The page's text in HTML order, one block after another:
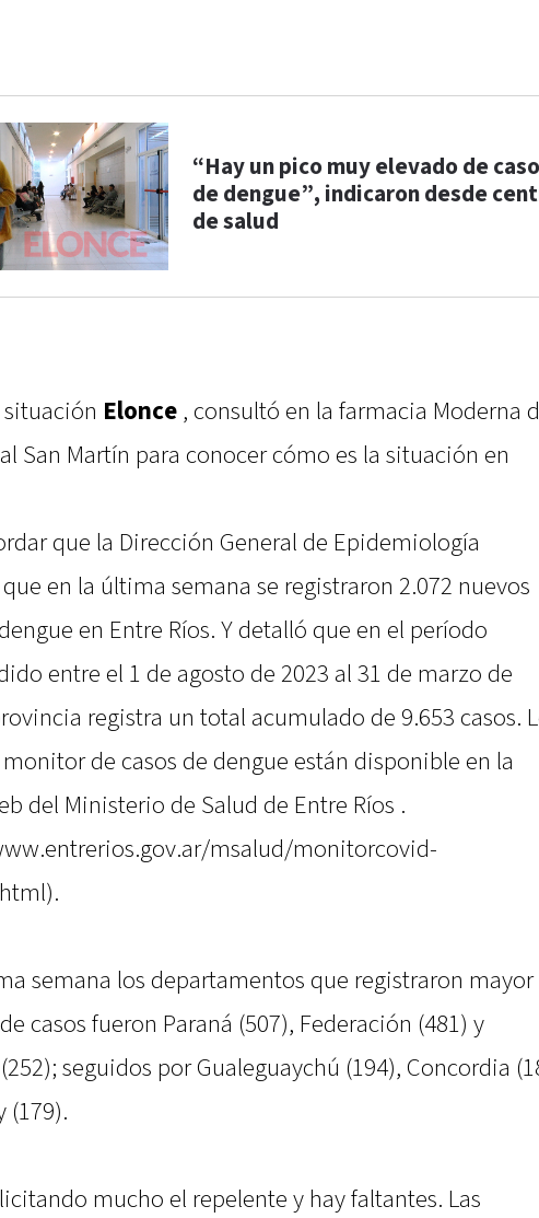
“Hay un pico muy elevado de
de dengue”, indicaron desde
de salud
Elonce , consultó en la farmacia Moderna
San Martín para conocer cómo es la situación en
que la Dirección General de Epidemiología
en la última semana se registraron 2.072 nuevos
en Entre Ríos. Y detalló que en el período
entre el 1 de agosto de 2023 al 31 de marzo de
registra un total acumulado de 9.653 casos.
de casos de dengue están disponible en la
del Ministerio de Salud de Entre Ríos .
msalud/monitorcovid-
semana los departamentos que registraron mayor
casos fueron Paraná (507), Federación (481) y
seguidos por Gualeguaychú (194), Concordia
(179).
mucho el repelente y hay faltantes. Las